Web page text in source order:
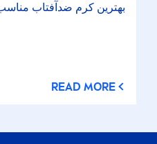
بهترین کرم ضدآفتاب
READ MORE